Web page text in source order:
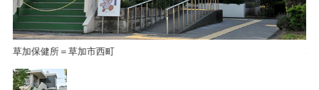
草加保健所＝草加市西町